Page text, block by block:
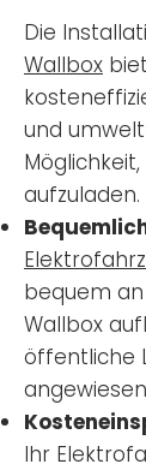
Die
Wallbox
und
aufzuladen.
bequem
Wallbox
öffentliche
Ihr